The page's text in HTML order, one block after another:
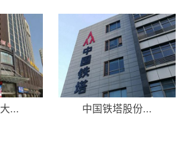
... 中国铁塔股份...